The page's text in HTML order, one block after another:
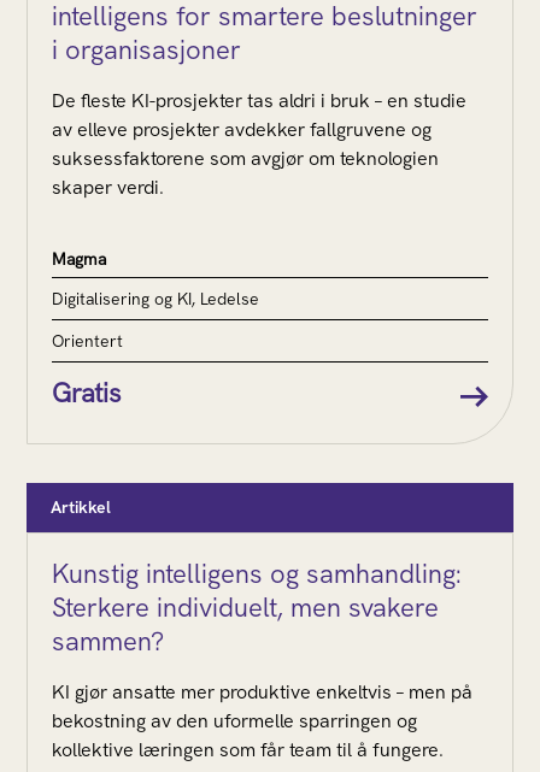
intelligens for smartere beslutninger
i organisasjoner
De fleste KI-prosjekter tas aldri i bruk – en studie
av elleve prosjekter avdekker fallgruvene og
suksessfaktorene som avgjør om teknologien
skaper verdi.
Magma
Digitalisering og KI, Ledelse
Orientert
Gratis
Artikkel
Kunstig intelligens og samhandling:
Sterkere individuelt, men svakere
sammen?
KI gjør ansatte mer produktive enkeltvis – men på
bekostning av den uformelle sparringen og
kollektive læringen som får team til å fungere.